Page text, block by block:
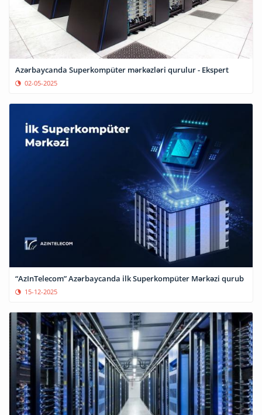
Azərbaycanda Superkompüter mərkəzləri qurulur - Ekspert
02-05-2025
“AzInTelecom” Azərbaycanda ilk Superkompüter Mərkəzi qurub
15-12-2025